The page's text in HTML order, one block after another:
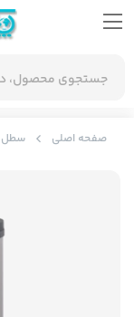
صفحه اصلی سطل